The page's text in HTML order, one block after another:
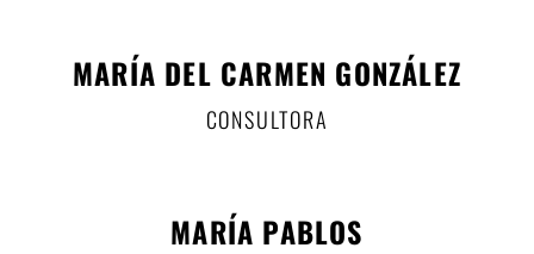
MARÍA DEL CARMEN GONZÁLEZ
CONSULTORA
MARÍA PABLOS